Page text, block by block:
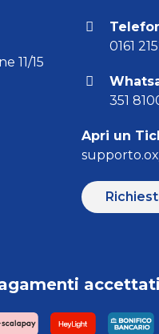
11/15
0161
351
Apri un
accettati